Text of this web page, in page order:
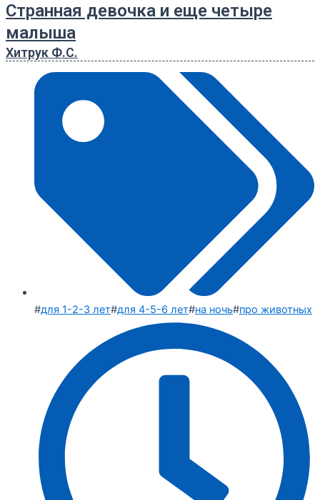
Странная девочка и еще четыре
малыша
Хитрук Ф.С.
#для 1-2-3 лет#для 4-5-6 лет#на ночь#про животных